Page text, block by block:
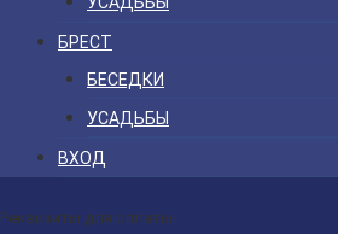
БРЕСТ
БЕСЕДКИ
УСАДЬБЫ
ВХОД
Реквизиты для оплаты